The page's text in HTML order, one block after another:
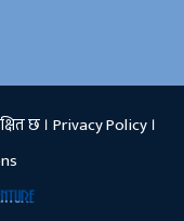
छ । Privacy Policy।